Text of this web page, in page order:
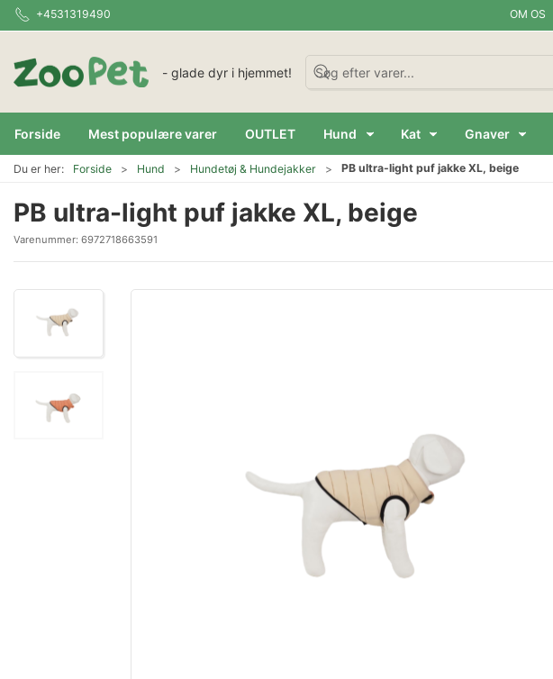
+4531319490 OM OS
- glade dyr i hjemmet!
Forside Mest populære varer OUTLET Hund Kat Gnaver
Du er her: Forside Hund Hundetøj & Hundejakker PB ultra-light puf jakke XL, beige
PB ultra-light puf jakke XL, beige
Varenummer: 6972718663591